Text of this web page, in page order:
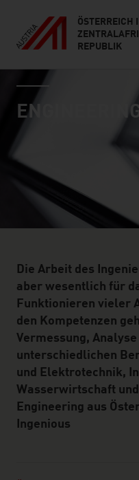
ÖSTERREICH
REPUBLIK
Inhalt
industry page
ENGINEERING
Die Arbeit des
aber wesentlich für
Funktionieren vieler
den Kompetenzen
Vermessung,
unterschiedlichen
und Elektrotechnik,
Wasserwirtschaft
Engineering aus
Ingenious